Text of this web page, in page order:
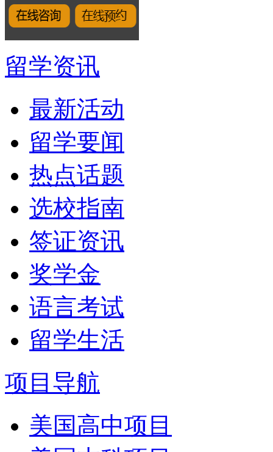
留学资讯
最新活动
留学要闻
热点话题
选校指南
签证资讯
奖学金
语言考试
留学生活
项目导航
美国高中项目